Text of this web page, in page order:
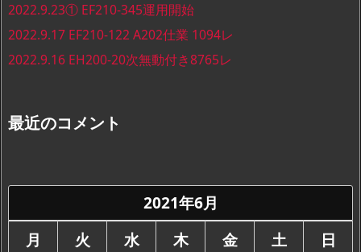
2022.9.23① EF210-345運用開始
2022.9.17 EF210-122 A202仕業 1094レ
2022.9.16 EH200-20次無動付き8765レ
最近のコメント
2021年6月
月
火 水 木 金 土
日